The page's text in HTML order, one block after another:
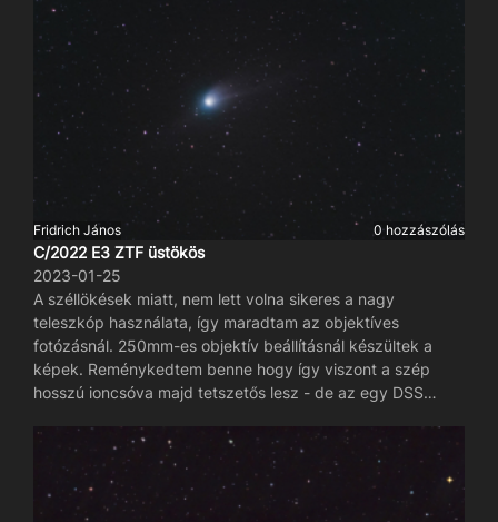
Fridrich János 0 hozzászólás
C/2022 E3 ZTF üstökös
2023-01-25
A széllökések miatt, nem lett volna sikeres a nagy
teleszkóp használata, így maradtam az objektíves
fotózásnál. 250mm-es objektív beállításnál készültek a
képek. Reménykedtem benne hogy így viszont a szép
hosszú ioncsóva majd tetszetős lesz - de az egy DSS
részleteket. Így olyan amilyen a kép. A mostanában ritkán
adódó derültet, még betegen sem hagytam elveszni. Ez
most ilyen lett.